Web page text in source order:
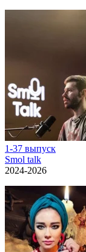
1-37 выпуск
Smol talk
2024-2026